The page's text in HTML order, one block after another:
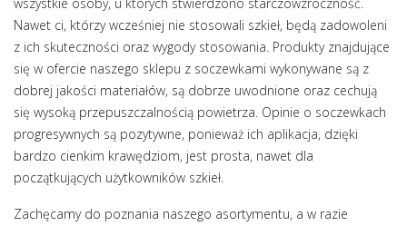
Nawet ci, którzy wcześniej nie stosowali szkieł, będą zadowoleni
z ich skuteczności oraz wygody stosowania. Produkty znajdujące
się w ofercie naszego sklepu z soczewkami wykonywane są z
dobrej jakości materiałów, są dobrze uwodnione oraz cechują
się wysoką przepuszczalnością powietrza. Opinie o soczewkach
progresywnych są pozytywne, ponieważ ich aplikacja, dzięki
bardzo cienkim krawędziom, jest prosta, nawet dla
początkujących użytkowników szkieł.
Zachęcamy do poznania naszego asortymentu, a w razie